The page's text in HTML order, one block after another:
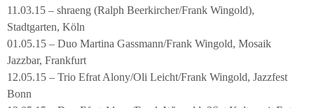
11.03.15 – shraeng (Ralph Beerkircher/Frank Wingold),
Stadtgarten, Köln
01.05.15 – Duo Martina Gassmann/Frank Wingold, Mosaik
Jazzbar, Frankfurt
12.05.15 – Trio Efrat Alony/Oli Leicht/Frank Wingold, Jazzfest
Bonn